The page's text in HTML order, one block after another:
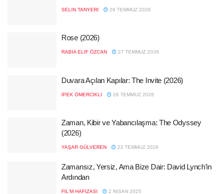
SELIN TANYERI 29 TEMMUZ 2026
Rose (2026)
RABIA ELIF ÖZCAN 27 TEMMUZ 2026
Duvara Açılan Kapılar: The Invite (2026)
İPEK ÖMERCIKLI 26 TEMMUZ 2026
Zaman, Kibir ve Yabancılaşma: The Odyssey
(2026)
YAŞAR GÜLVEREN 23 TEMMUZ 2026
Zamansız, Yersiz, Ama Bize Dair: David Lynch’in
Ardından
FIL'M HAFIZASI 2 NISAN 2025